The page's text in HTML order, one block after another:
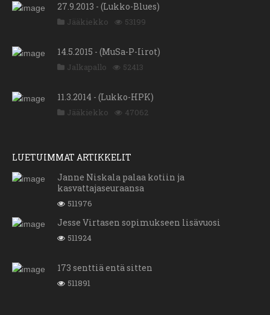
27.9.2013 - (Lukko-Blues)
Jääkiekko 53199
14.5.2015 - (MuSa-P-Iirot)
Jalkapallo 52413
11.3.2014 - (Lukko-HPK)
Jääkiekko 47062
LUETUIMMAT ARTIKKELIT
Janne Niskala palaa kotiin ja
kasvattajaseuraansa
511976
Jesse Virtasen sopimukseen lisävuosi
511924
173 senttiä entä sitten
511891